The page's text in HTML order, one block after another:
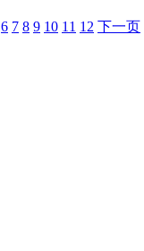
6 7 8 9 10 11 12 下一页